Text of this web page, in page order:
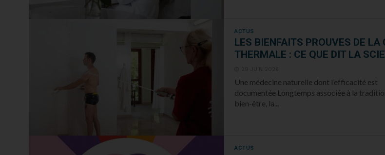
ACTUS
LES BIENFAITS PROUVES DE LA
THERMALE : CE QUE DIT LA
Une médecine naturelle dont l’efficacité est
documentée Longtemps associée à la
bien-être, la...
ACTUS